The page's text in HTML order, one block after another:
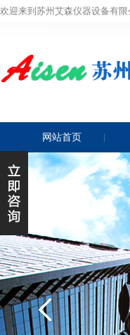
欢迎来到苏州艾森仪器设备有限
网站首页